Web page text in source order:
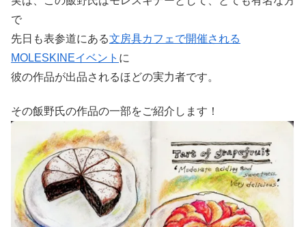
で
先日も表参道にある文房具カフェで開催される
MOLESKINEイベント に
彼の作品が出品されるほどの実力者です。
その飯野氏の作品の一部をご紹介します！